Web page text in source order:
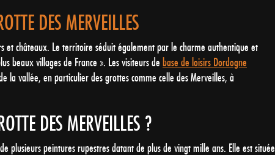
DES MERVEILLES
et châteaux. Le territoire séduit également par le charme authentique et
beaux villages de France ». Les visiteurs de base de loisirs Dordogne
la vallée, en particulier des grottes comme celle des Merveilles, à
DES MERVEILLES ?
plusieurs peintures rupestres datant de plus de vingt mille ans. Elle est située